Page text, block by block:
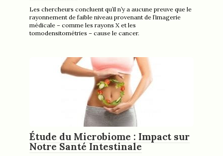
Les chercheurs concluent qu’il n’y a aucune preuve que le
rayonnement de faible niveau provenant de l’imagerie
médicale – comme les rayons X et les
tomodensitométries – cause le cancer.
Étude du Microbiome : Impact sur
Notre Santé Intestinale